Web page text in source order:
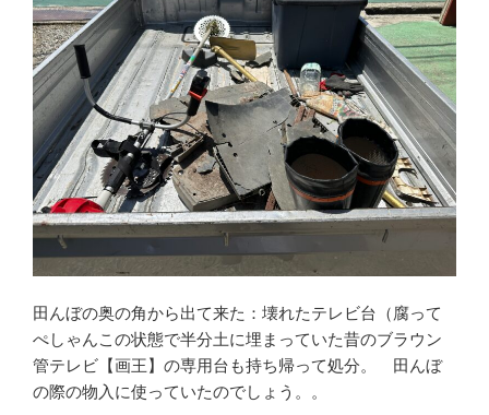
田んぼの奥の角から出て来た：壊れたテレビ台（腐って
ぺしゃんこの状態で半分土に埋まっていた昔のブラウン
管テレビ【画王】の専用台も持ち帰って処分。 田んぼ
の際の物入に使っていたのでしょう。。